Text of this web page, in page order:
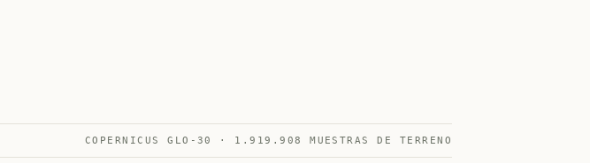
COPERNICUS GLO-30 · 1.919.908 MUESTRAS DE TERRENO